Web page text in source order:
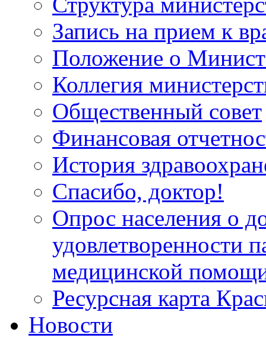
Запись на прием к
Положение о
Коллегия
Общественный совет
Финансовая
История
Спасибо, доктор!
Опрос населения о
удовлетворенности
медицинской
Ресурсная карта
Новости